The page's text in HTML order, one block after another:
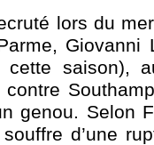
lors du
Giovanni
cette saison),
genou. Selon
d’une